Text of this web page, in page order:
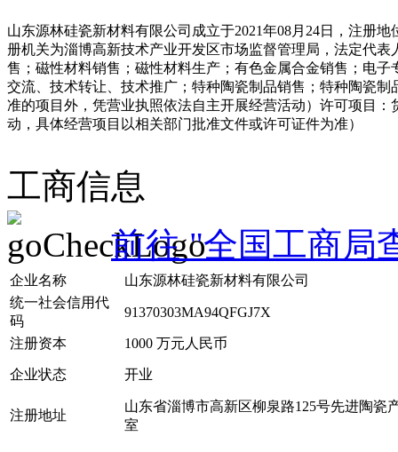
山东源林硅瓷新材料有限公司成立于2021年08月24日，注册
册机关为淄博高新技术产业开发区市场监督管理局，法定代
售；磁性材料销售；磁性材料生产；有色金属合金销售；电
交流、技术转让、技术推广；特种陶瓷制品销售；特种陶瓷
准的项目外，凭营业执照依法自主开展经营活动）许可项目
动，具体经营项目以相关部门批准文件或许可证件为准）
工商信息
前往 "全国工商局
企业名称
山东源林硅瓷新材料有限公司
统一社会信用代
码
91370303MA94QFGJ7X
注册资本 1000 万元人民币
企业状态 开业
注册地址
山东省淄博市高新区柳泉路125号先进陶瓷
室